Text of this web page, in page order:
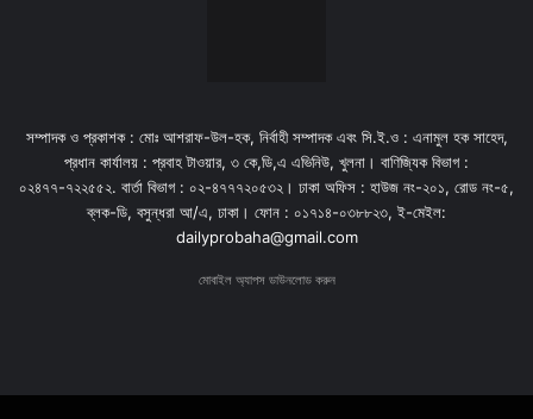
সম্পাদক ও প্রকাশক : মোঃ আশরাফ-উল-হক, নির্বাহী সম্পাদক এবং সি.ই.ও : এনামুল হক সাহেদ,
প্রধান কার্যালয় : প্রবাহ টাওয়ার, ৩ কে,ডি,এ এভিনিউ, খুলনা। বাণিজ্যিক বিভাগ :
০২৪৭৭-৭২২৫৫২. বার্তা বিভাগ : ০২-৪৭৭৭২০৫৩২। ঢাকা অফিস : হাউজ নং-২০১, রোড নং-৫,
ব্লক-ডি, বসুন্ধরা আ/এ, ঢাকা। ফোন : ০১৭১৪-০৩৮৮২৩, ই-মেইল:
dailyprobaha@gmail.com
মোবাইল অ্যাপস ডাউনলোড করুন